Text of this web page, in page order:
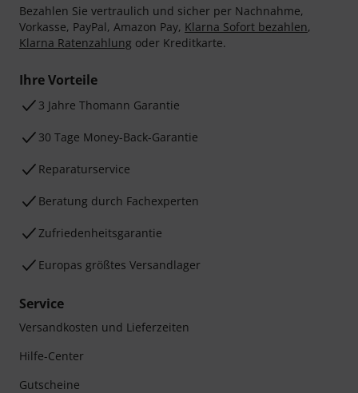
Bezahlen Sie vertraulich und sicher per Nachnahme,
Vorkasse, PayPal, Amazon Pay, Klarna Sofort bezahlen,
Klarna Ratenzahlung oder Kreditkarte.
Ihre Vorteile
3 Jahre Thomann Garantie
30 Tage Money-Back-Garantie
Reparaturservice
Beratung durch Fachexperten
Zufriedenheitsgarantie
Europas größtes Versandlager
Service
Versandkosten und Lieferzeiten
Hilfe-Center
Gutscheine